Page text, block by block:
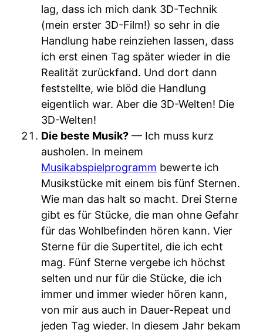
lag, dass ich mich dank 3D-Technik
(mein erster 3D-Film!) so sehr in die
Handlung habe reinziehen lassen, dass
ich erst einen Tag später wieder in die
Realität zurückfand. Und dort dann
feststellte, wie blöd die Handlung
eigentlich war. Aber die 3D-Welten! Die
3D-Welten!
Die beste Musik? — Ich muss kurz
ausholen. In meinem
Musikabspielprogramm bewerte ich
Musikstücke mit einem bis fünf Sternen.
Wie man das halt so macht. Drei Sterne
gibt es für Stücke, die man ohne Gefahr
für das Wohlbefinden hören kann. Vier
Sterne für die Supertitel, die ich echt
mag. Fünf Sterne vergebe ich höchst
selten und nur für die Stücke, die ich
immer und immer wieder hören kann,
von mir aus auch in Dauer-Repeat und
jeden Tag wieder. In diesem Jahr bekam